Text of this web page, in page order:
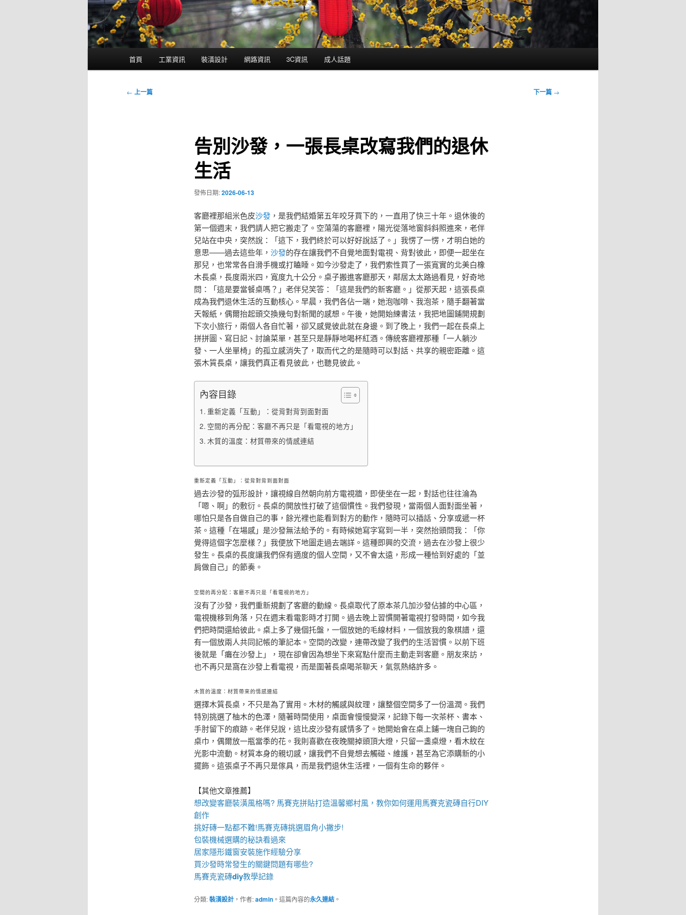
首頁 工業資訊 裝潢設計 網路資訊 3C資訊 成人話題
文
← 上一篇 下一篇 →
告別沙發，一張長桌改寫我們的退休
生活
發佈日期:2026-06-13
客廳裡那組米色皮沙發，是我們結婚第五年咬牙買下的，一直用了快三十年。退休後的
第一個週末，我們請人把它搬走了。空蕩蕩的客廳裡，陽光從落地窗斜斜照進來，老伴
兒站在中央，突然說：「這下，我們終於可以好好說話了。」我愣了一愣，才明白她的
意思——過去這些年， 沙發的存在讓我們不自覺地面對電視、背對彼此，即便一起坐在
那兒，也常常各自滑手機或打瞌睡。如今沙發走了，我們索性買了一張寬實的北美白橡
木長桌，長度兩米四，寬度九十公分。桌子搬進客廳那天，鄰居太太路過看見，好奇地
問：「這是要當餐桌嗎？」老伴兒笑答：「這是我們的新客廳。」從那天起，這張長桌
成為我們退休生活的互動核心。早晨，我們各佔一端，她泡咖啡、我泡茶，隨手翻著當
天報紙，偶爾抬起頭交換幾句對新聞的感想。午後，她開始練書法，我把地圖鋪開規劃
下次小旅行，兩個人各自忙著，卻又感覺彼此就在身邊。到了晚上，我們一起在長桌上
拼拼圖、寫日記、討論菜單，甚至只是靜靜地喝杯紅酒。傳統客廳裡那種「一人躺沙
發、一人坐單椅」的孤立感消失了，取而代之的是隨時可以對話、共享的親密距離。這
張木質長桌，讓我們真正看見彼此，也聽見彼此。
內容目錄
重新定義「互動」：從背對背到面對面
空間的再分配：客廳不再只是「看電視的地方」
木質的溫度：材質帶來的情感連結
重新定義「互動」：從背對背到面對面
過去沙發的弧形設計，讓視線自然朝向前方電視牆，即使坐在一起，對話也往往淪為
「嗯、啊」的敷衍。長桌的開放性打破了這個慣性。我們發現，當兩個人面對面坐著，
哪怕只是各自做自己的事，餘光裡也能看到對方的動作，隨時可以插話、分享或遞一杯
茶。這種「在場感」是沙發無法給予的。有時候她寫字寫到一半，突然抬頭問我：「你
覺得這個字怎麼樣？」我便放下地圖走過去端詳。這種即興的交流，過去在沙發上很少
發生。長桌的長度讓我們保有適度的個人空間，又不會太遠，形成一種恰到好處的「並
肩做自己」的節奏。
空間的再分配：客廳不再只是「看電視的地方」
沒有了沙發，我們重新規劃了客廳的動線。長桌取代了原本茶几加沙發佔據的中心區，
電視機移到角落，只在週末看電影時才打開。過去晚上習慣開著電視打發時間，如今我
們把時間還給彼此。桌上多了幾個托盤，一個放她的毛線材料，一個放我的象棋譜，還
有一個放兩人共同記帳的筆記本。空間的改變，連帶改變了我們的生活習慣。以前下班
後就是「癱在沙發上」，現在卻會因為想坐下來寫點什麼而主動走到客廳。朋友來訪，
也不再只是窩在沙發上看電視，而是圍著長桌喝茶聊天，氣氛熱絡許多。
木質的溫度：材質帶來的情感連結
選擇木質長桌，不只是為了實用。木材的觸感與紋理，讓整個空間多了一份溫潤。我們
特別挑選了柚木的色澤，隨著時間使用，桌面會慢慢變深，記錄下每一次茶杯、書本、
手肘留下的痕跡。老伴兒說，這比皮沙發有感情多了。她開始會在桌上鋪一塊自己鉤的
桌巾，偶爾放一瓶當季的花。我則喜歡在夜晚關掉頭頂大燈，只留一盞桌燈，看木紋在
光影中流動。材質本身的親切感，讓我們不自覺想去觸碰、維護，甚至為它添購新的小
擺飾。這張桌子不再只是傢具，而是我們退休生活裡，一個有生命的夥伴。
【其他文章推薦】
想改變客廳裝潢風格嗎? 馬賽克拼貼打造溫馨鄉村風，教你如何運用馬賽克瓷磚自行DIY
創作
挑好磚一點都不難!馬賽克磚挑選眉角小撇步!
包裝機械選購的秘訣看過來
居家隱形鐵窗安裝施作經驗分享
買沙發時常發生的關鍵問題有哪些?
馬賽克瓷磚diy教學記錄
分類:裝潢設計，作者:admin。這篇內容的永久連結。